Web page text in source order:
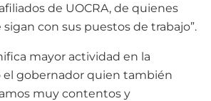
de UOCRA, de quienes
con sus puestos de trabajo”.
mayor actividad en la
el gobernador quien también
muy contentos y